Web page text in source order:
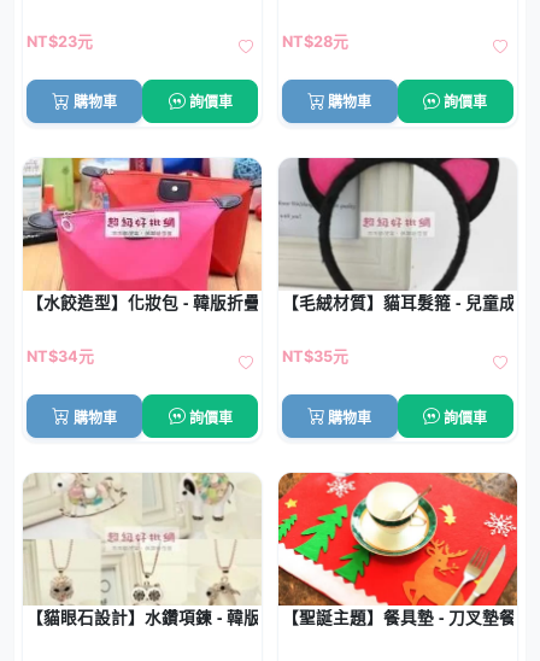
NT$23元
購物車 詢價車
NT$28元
購物車 詢價車
【水餃造型】化妝包 - 韓版折疊收納包
NT$34元
購物車 詢價車
【毛絨材質】貓耳髮箍 - 兒童成
NT$35元
購物車 詢價車
【貓眼石設計】水鑽項鍊 - 韓版長款配飾【聖誕主題】餐具墊 - 刀叉墊餐桌